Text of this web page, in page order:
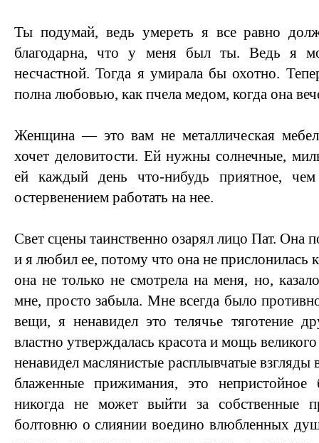
Ты подумай, ведь умереть я все равно
благодарна, что у меня был ты. Ведь я
несчастной. Тогда я умирала бы охотно.
полна любовью, как пчела медом, когда она
Женщина — это вам не металлическая
хочет деловитости. Ей нужны солнечные,
ей каждый день что-нибудь приятное,
остервенением работать на нее.
Свет сцены таинственно озарял лицо Пат. Она
и я любил ее, потому что она не прислонилась
она не только не смотрела на меня, но,
мне, просто забыла. Мне всегда было
вещи, я ненавидел это телячье тяготение
властно утверждалась красота и мощь
ненавидел маслянистые расплывчатые
блаженные прижимания, это непристойное
никогда не может выйти за собственные
болтовню о слиянии воедино влюбленных